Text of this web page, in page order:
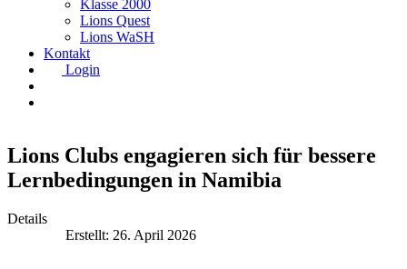
Klasse 2000
Lions Quest
Lions WaSH
Kontakt
Login
Lions Clubs engagieren sich für bessere
Lernbedingungen in Namibia
Details
Erstellt: 26. April 2026